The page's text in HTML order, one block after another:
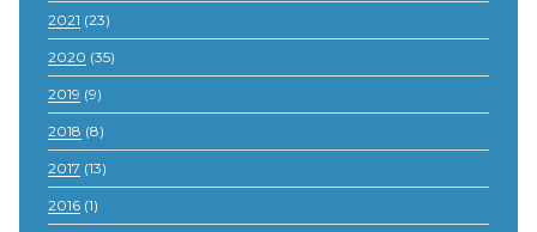
2021 (23)
2020 (35)
2019 (9)
2018 (8)
2017 (13)
2016 (1)